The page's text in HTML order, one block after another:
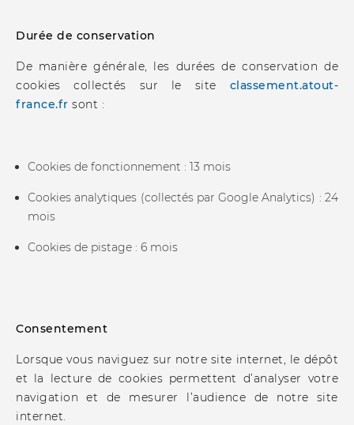
Durée de conservation
De manière générale, les durées de conservation de
cookies collectés sur le site classement.atout-
france.fr sont :
Cookies de fonctionnement : 13 mois
Cookies analytiques (collectés par Google Analytics) : 24
mois
Cookies de pistage : 6 mois
Consentement
Lorsque vous naviguez sur notre site internet, le dépôt
et la lecture de cookies permettent d’analyser votre
navigation et de mesurer l’audience de notre site
internet.